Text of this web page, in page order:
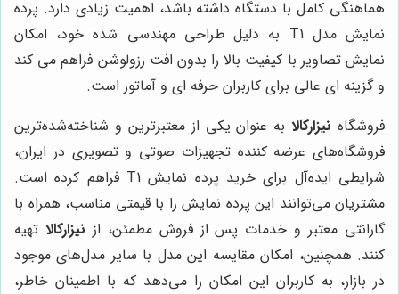
هماهنگی کامل با دستگاه داشته باشد، اهمیت زیادی دارد. پرده
نمایش مدل T1 به دلیل طراحی مهندسی شده خود، امکان
نمایش تصاویر با کیفیت بالا را بدون افت رزولوشن فراهم می کند
و گزینه ای عالی برای کاربران حرفه ای و آماتور است.
فروشگاه نیزارکالابه عنوان یکی از معتبرترین و شناخته‌شده‌ترین
فروشگاه‌های عرضه کننده تجهیزات صوتی و تصویری در ایران،
شرایطی ایده‌آل برای خرید پرده نمایش T1 فراهم کرده است.
مشتریان می‌توانند این پرده نمایش را با قیمتی مناسب، همراه با
گارانتی معتبر و خدمات پس از فروش مطمئن، از نیزارکالا تهیه
کنند. همچنین، امکان مقایسه این مدل با سایر مدل‌های موجود
در بازار، به کاربران این امکان را می‌دهد که با اطمینان خاطر،